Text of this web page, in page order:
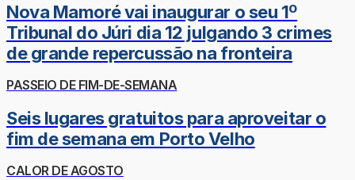
Nova Mamoré vai inaugurar o seu 1º
Tribunal do Júri dia 12 julgando 3 crimes
de grande repercussão na fronteira
PASSEIO DE FIM-DE-SEMANA
Seis lugares gratuitos para aproveitar o
fim de semana em Porto Velho
CALOR DE AGOSTO